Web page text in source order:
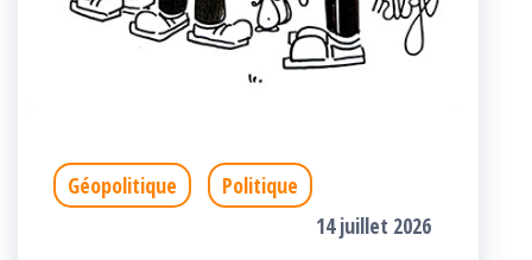
Géopolitique
Politique
14 juillet 2026